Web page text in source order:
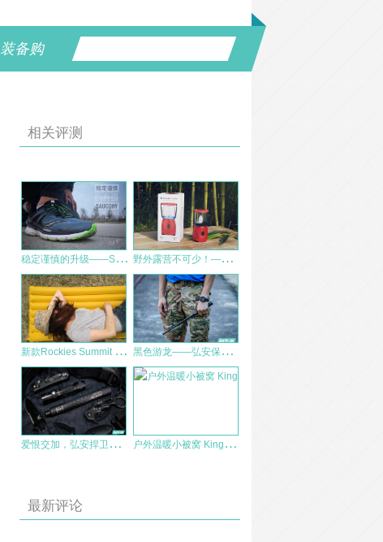
装备购
相关评测
稳
定谨慎的升级——Saucony Triumph ISO 3迟到的测评 野
外露营不可少！——OLIGHT傲雷Olantern营地灯评
新
款Rockies Summit Light 巅峰极限7管充气垫全国首评 黑
色游龙——弘安保罗战术轻羽甩棍（黑羽）测评
爱
恨交加，弘安捍卫者机械特工甩棍 户
外温暖小被窝 KingCamp KS3157测评
最新评论